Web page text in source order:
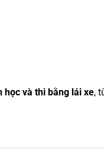
học và thi bằng lái xe,